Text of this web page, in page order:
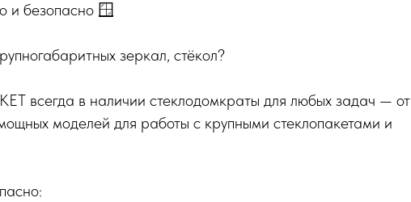
и безопасно 🪟
зеркал, стёкол?
всегда в наличии стеклодомкраты для любых задач — от
моделей для работы с крупными стеклопакетами и